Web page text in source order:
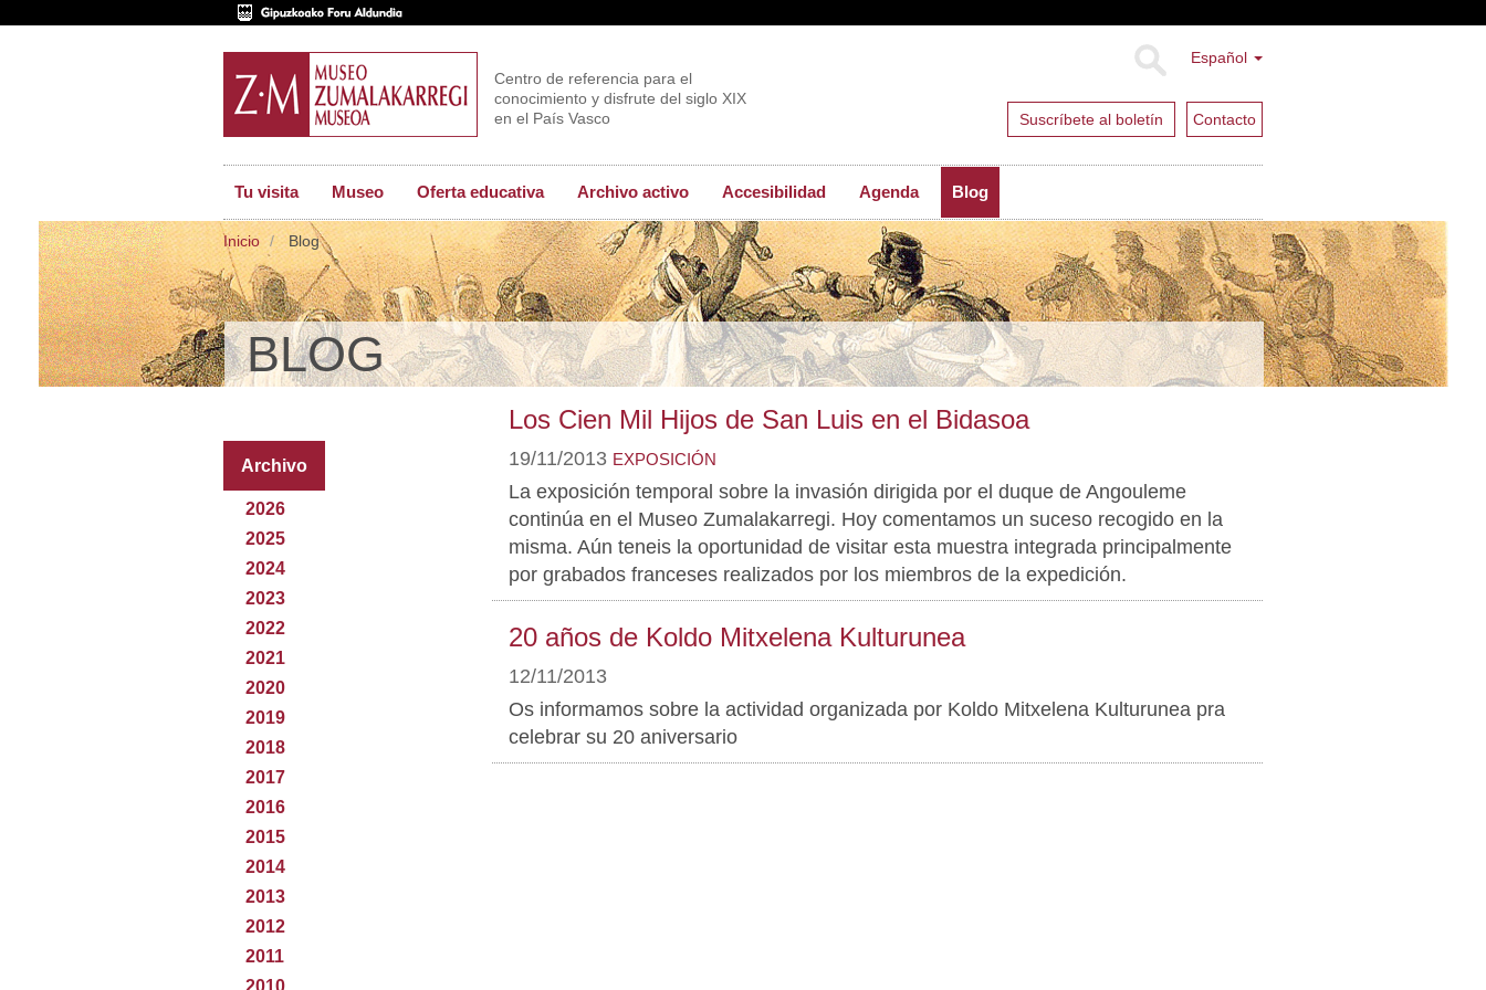
Español
Suscríbete al boletín Contacto
Centro de referencia para el
conocimiento y disfrute del siglo XIX
en el País Vasco
Tu visita Museo Oferta educativa Archivo activo Accesibilidad Agenda Blog
Inicio Blog
BLOG
Los Cien Mil Hijos de San Luis en el Bidasoa
19/11/2013 EXPOSICIÓN
La exposición temporal sobre la invasión dirigida por el duque de Angouleme
continúa en el Museo Zumalakarregi. Hoy comentamos un suceso recogido en la
misma. Aún teneis la oportunidad de visitar esta muestra integrada principalmente
por grabados franceses realizados por los miembros de la expedición.
20 años de Koldo Mitxelena Kulturunea
12/11/2013
Os informamos sobre la actividad organizada por Koldo Mitxelena Kulturunea pra
celebrar su 20 aniversario
Archivo
2026
2025
2024
2023
2022
2021
2020
2019
2018
2017
2016
2015
2014
2013
2012
2011
2010